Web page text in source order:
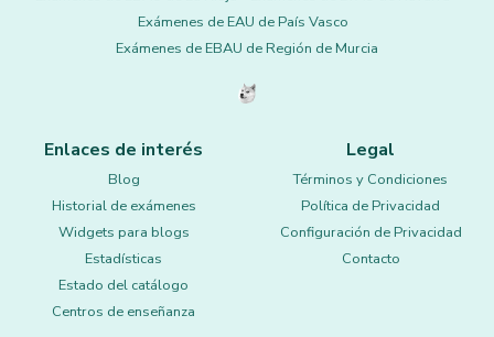
Exámenes de EAU de País Vasco
Exámenes de EBAU de Región de Murcia
Enlaces de interés
Blog
Historial de exámenes
Widgets para blogs
Estadísticas
Estado del catálogo
Centros de enseñanza
Legal
Términos y Condiciones
Política de Privacidad
Configuración de Privacidad
Contacto